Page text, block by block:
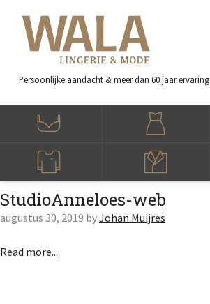
Persoonlijke aandacht & meer dan 60 jaar ervaring
StudioAnneloes-web
augustus 30, 2019 byJohan Muijres
Read more...